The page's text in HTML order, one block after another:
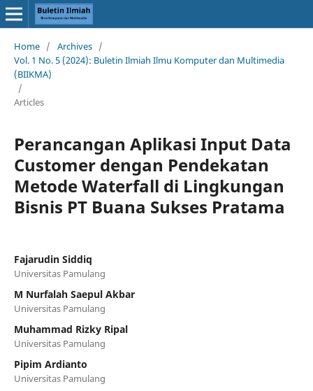
Home / Archives /
Vol. 1 No. 5 (2024): Buletin Ilmiah Ilmu Komputer dan Multimedia
(BIIKMA)
/
Articles
Perancangan Aplikasi Input Data
Customer dengan Pendekatan
Metode Waterfall di Lingkungan
Bisnis PT Buana Sukses Pratama
Fajarudin Siddiq
Universitas Pamulang
M Nurfalah Saepul Akbar
Universitas Pamulang
Muhammad Rizky Ripal
Universitas Pamulang
Pipim Ardianto
Universitas Pamulang